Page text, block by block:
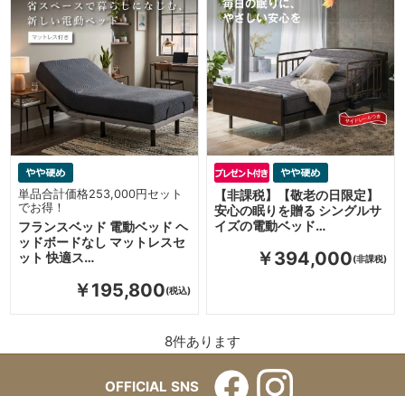
フランスベッド 電動ベッド ヘ
ッドボードなし マットレスセ
ット 快適ス…
単品合計価格253,000円セット
でお得！
￥195,800
【非課税】【敬老の日限定】
安心の眠りを贈る シングルサ
イズの電動ベッド…
￥394,000
8件あります
OFFICIAL SNS